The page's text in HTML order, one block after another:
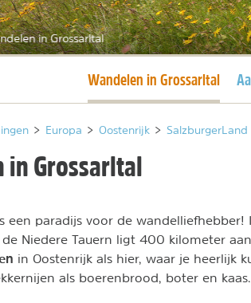
in Grossarltal
Huidige pagina
Wandelen in Grossarltal
> Europa > Oostenrijk > SalzburgerLand
in Grossarltal
een paradijs voor de wandelliefhebber!
de Niedere Tauern ligt 400 kilometer aan
in Oostenrijk als hier, waar je heerlijk
als boerenbrood, boter en kaas.